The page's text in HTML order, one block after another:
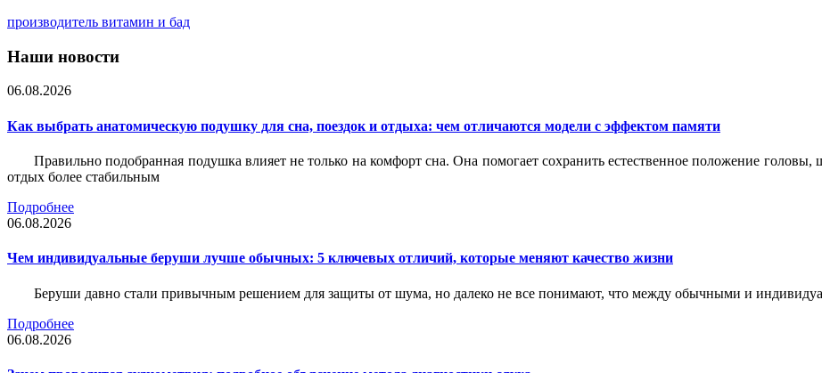
производитель витамин и бад
Наши новости
06.08.2026
Как выбрать анатомическую подушку для сна, поездок и отдыха: чем отличаются модели с эффектом памяти
Правильно подобранная подушка влияет не только на комфорт сна. Она помогает сохранить естественное положение
отдых более стабильным
Подробнее
06.08.2026
Чем индивидуальные беруши лучше обычных: 5 ключевых отличий, которые меняют качество жизни
Беруши давно стали привычным решением для защиты от шума, но далеко не все понимают, что между обычными и
Подробнее
06.08.2026